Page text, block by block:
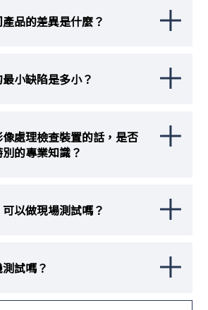
品的差異是什麼？
小缺陷是多小？
處理檢查裝置的話，是否
的專業知識？
以做現場測試嗎？
試嗎？